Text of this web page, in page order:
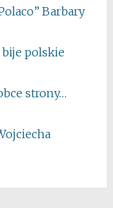
Barbary
polskie
strony…